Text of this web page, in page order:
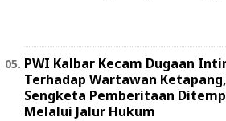
PWI Kalbar Kecam Dugaan
Terhadap Wartawan
Sengketa Pemberitaan
Melalui Jalur Hukum